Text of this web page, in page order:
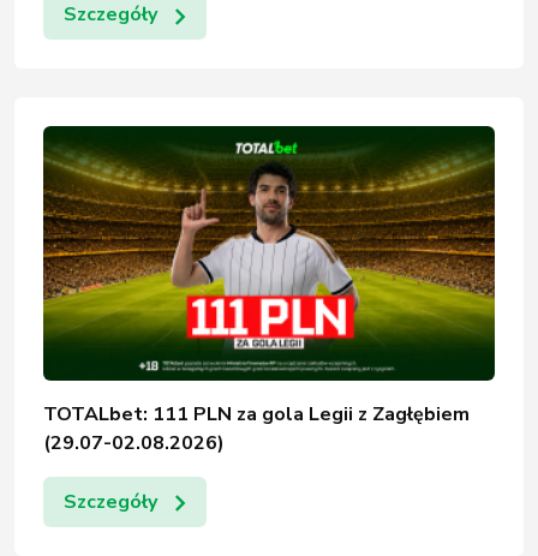
Szczegóły
TOTALbet: 111 PLN za gola Legii z Zagłębiem
(29.07-02.08.2026)
Szczegóły